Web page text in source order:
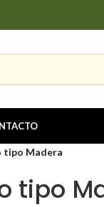
tipo Madera
tipo